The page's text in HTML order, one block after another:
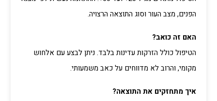
הפנים, מצב העור וסוג התוצאה הרצויה.
האם זה כואב?
הטיפול כולל הזרקות עדינות בלבד. ניתן לבצע עם אלחוש
מקומי, והרוב לא מדווחים על כאב משמעותי.
איך מתחזקים את התוצאה?